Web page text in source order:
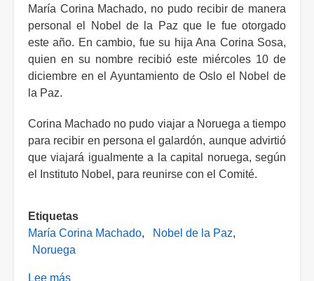
María Corina Machado, no pudo recibir de manera
personal el Nobel de la Paz que le fue otorgado
este año. En cambio, fue su hija Ana Corina Sosa,
quien en su nombre recibió este miércoles 10 de
diciembre en el Ayuntamiento de Oslo el Nobel de
la Paz.
Corina Machado no pudo viajar a Noruega a tiempo
para recibir en persona el galardón, aunque advirtió
que viajará igualmente a la capital noruega, según
el Instituto Nobel, para reunirse con el Comité.
Etiquetas
María Corina Machado
Nobel de la Paz
Noruega
Lee más